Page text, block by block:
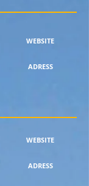
WEBSITE
ADRESS
WEBSITE
ADRESS